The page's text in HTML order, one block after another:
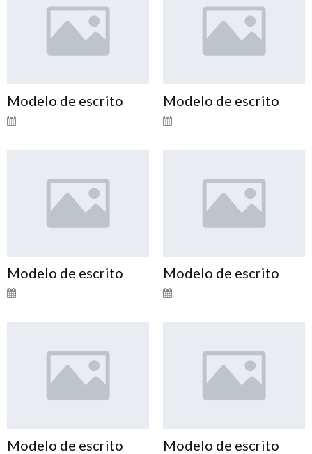
Modelo de escrito Modelo de escrito
Modelo de escrito Modelo de escrito
Modelo de escrito Modelo de escrito